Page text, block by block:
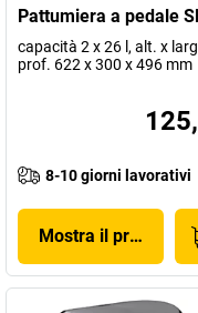
Pattumiera a pedale
capacità 2 x 26 l, alt. x
prof. 622 x 300 x 496 mm
8-10 giorni lavorativi
Mostra il prodotto